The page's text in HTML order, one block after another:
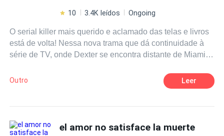
10 3.4K leídos Ongoing
O serial killer mais querido e aclamado das telas e livros
está de volta! Nessa nova trama que dá continuidade à
série de TV, onde Dexter se encontra distante de Miami e
desaparecimento, ele procura cultuar uma vida tranquila
longe dos crimes no leste americano. Acreditando que
participando de uma caçada juntamente com o FBI para
Outro Leer
el amor no satisface la muerte